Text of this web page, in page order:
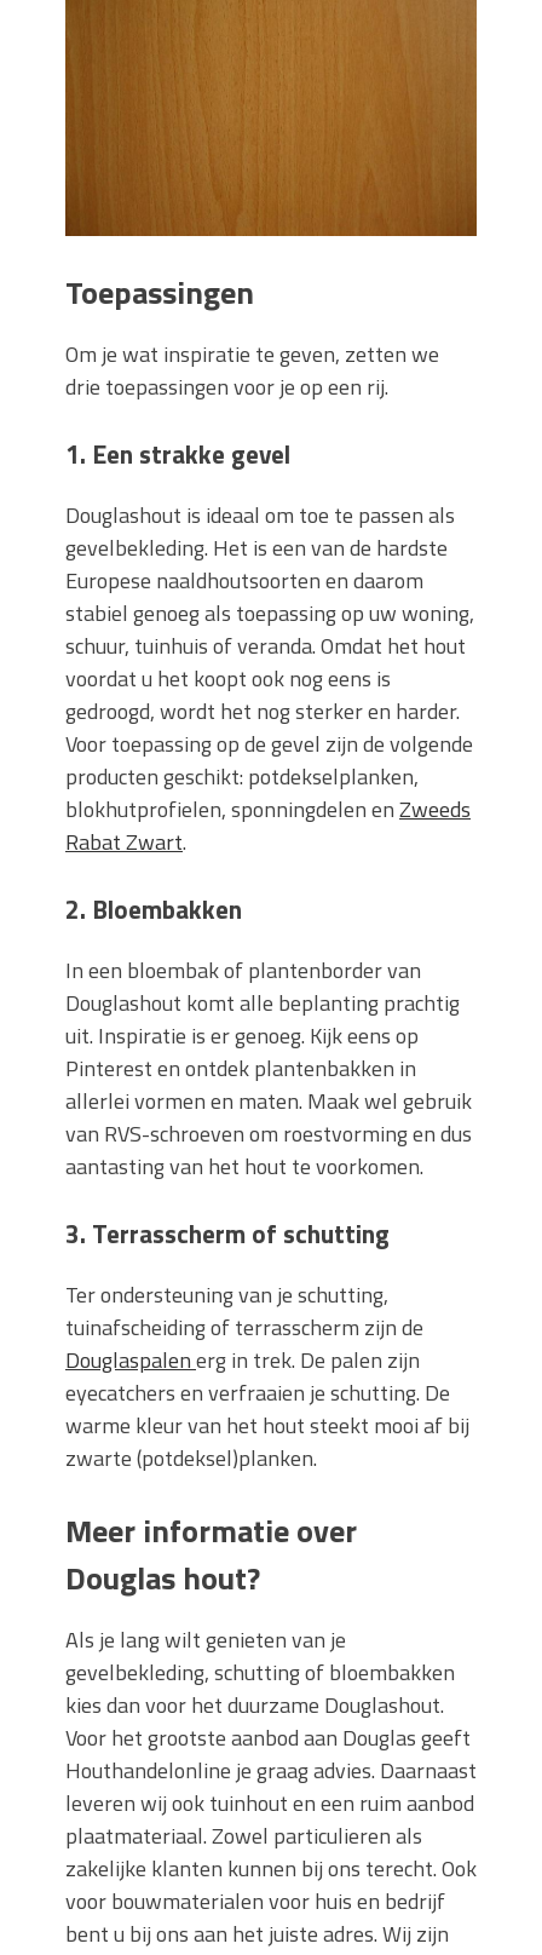
Toepassingen
Om je wat inspiratie te geven, zetten we
drie toepassingen voor je op een rij.
1. Een strakke gevel
Douglashout is ideaal om toe te passen als
gevelbekleding. Het is een van de hardste
Europese naaldhoutsoorten en daarom
stabiel genoeg als toepassing op uw woning,
schuur, tuinhuis of veranda. Omdat het hout
voordat u het koopt ook nog eens is
gedroogd, wordt het nog sterker en harder.
Voor toepassing op de gevel zijn de volgende
producten geschikt: potdekselplanken,
blokhutprofielen, sponningdelen enZweeds
Rabat Zwart.
2. Bloembakken
In een bloembak of plantenborder van
Douglashout komt alle beplanting prachtig
uit. Inspiratie is er genoeg. Kijk eens op
Pinterest en ontdek plantenbakken in
allerlei vormen en maten. Maak wel gebruik
van RVS-schroeven om roestvorming en dus
aantasting van het hout te voorkomen.
3. Terrasscherm of schutting
Ter ondersteuning van je schutting,
tuinafscheiding of terrasscherm zijn de
Douglaspalenerg in trek. De palen zijn
eyecatchers en verfraaien je schutting. De
warme kleur van het hout steekt mooi af bij
zwarte (potdeksel)planken.
Meer informatie over
Douglas hout?
Als je lang wilt genieten van je
gevelbekleding, schutting of bloembakken
kies dan voor het duurzame Douglashout.
Voor het grootste aanbod aan Douglas geeft
Houthandelonline je graag advies. Daarnaast
leveren wij ook tuinhout en een ruim aanbod
plaatmateriaal. Zowel particulieren als
zakelijke klanten kunnen bij ons terecht. Ook
voor bouwmaterialen voor huis en bedrijf
bent u bij ons aan het juiste adres. Wij zijn